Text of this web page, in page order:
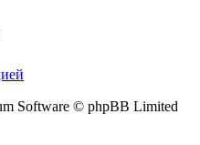
Software © phpBB Limited